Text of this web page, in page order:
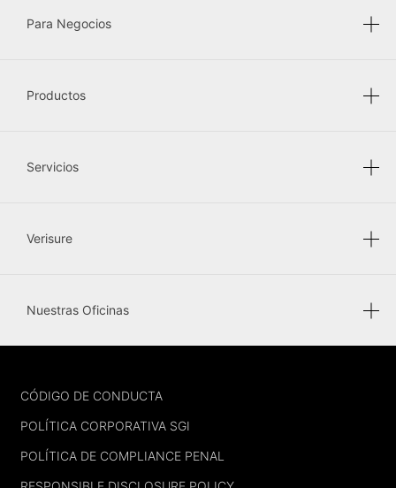
Para Negocios
Productos
Servicios
Verisure
Nuestras Oficinas
FOOTER
CÓDIGO DE CONDUCTA
POLÍTICA CORPORATIVA SGI
POLÍTICA DE COMPLIANCE PENAL